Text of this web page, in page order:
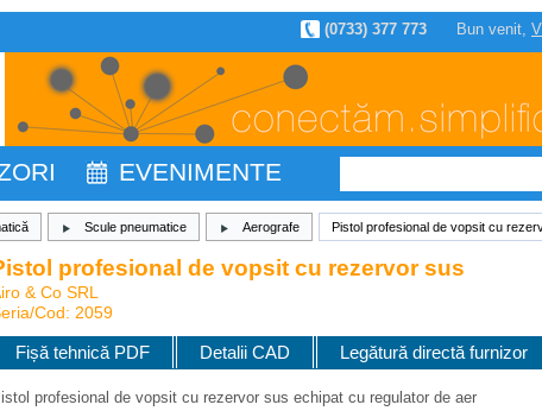
Bun venit,
(0733) 377 773
EVENIMENTE
Scule pneumatice Aerografe Pistol profesional de vopsit cu
profesional de vopsit cu rezervor sus
& Co SRL
Cod: 2059
Fișă tehnică PDF Detalii CAD Legătură directă furnizor
profesional de vopsit cu rezervor sus echipat cu regulator de aer